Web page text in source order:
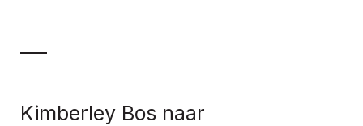
Kimberley Bos naar